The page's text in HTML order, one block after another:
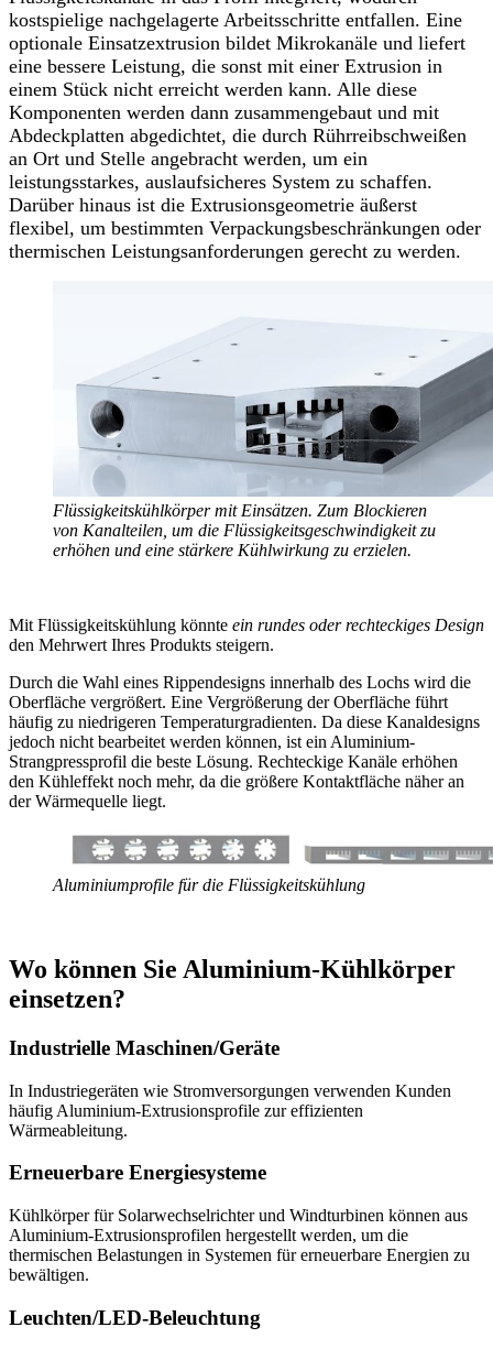
kostspielige nachgelagerte Arbeitsschritte entfallen. Eine
optionale Einsatzextrusion bildet Mikrokanäle und liefert
eine bessere Leistung, die sonst mit einer Extrusion in
einem Stück nicht erreicht werden kann. Alle diese
Komponenten werden dann zusammengebaut und mit
Abdeckplatten abgedichtet, die durch Rührreibschweißen
an Ort und Stelle angebracht werden, um ein
leistungsstarkes, auslaufsicheres System zu schaffen.
Darüber hinaus ist die Extrusionsgeometrie äußerst
flexibel, um bestimmten Verpackungsbeschränkungen oder
thermischen Leistungsanforderungen gerecht zu werden.
Flüssigkeitskühlkörper mit Einsätzen. Zum Blockieren
von Kanalteilen, um die Flüssigkeitsgeschwindigkeit zu
erhöhen und eine stärkere Kühlwirkung zu erzielen.
Mit Flüssigkeitskühlung könnte ein rundes oder rechteckiges Design
den Mehrwert Ihres Produkts steigern.
Durch die Wahl eines Rippendesigns innerhalb des Lochs wird die
Oberfläche vergrößert. Eine Vergrößerung der Oberfläche führt
häufig zu niedrigeren Temperaturgradienten. Da diese Kanaldesigns
jedoch nicht bearbeitet werden können, ist ein Aluminium-
Strangpressprofil die beste Lösung. Rechteckige Kanäle erhöhen
den Kühleffekt noch mehr, da die größere Kontaktfläche näher an
der Wärmequelle liegt.
Aluminiumprofile für die Flüssigkeitskühlung
Wo können Sie Aluminium-Kühlkörper
einsetzen?
Industrielle Maschinen/Geräte
In Industriegeräten wie Stromversorgungen verwenden Kunden
häufig Aluminium-Extrusionsprofile zur effizienten
Wärmeableitung.
Erneuerbare Energiesysteme
Kühlkörper für Solarwechselrichter und Windturbinen können aus
Aluminium-Extrusionsprofilen hergestellt werden, um die
thermischen Belastungen in Systemen für erneuerbare Energien zu
bewältigen.
Leuchten/LED-Beleuchtung